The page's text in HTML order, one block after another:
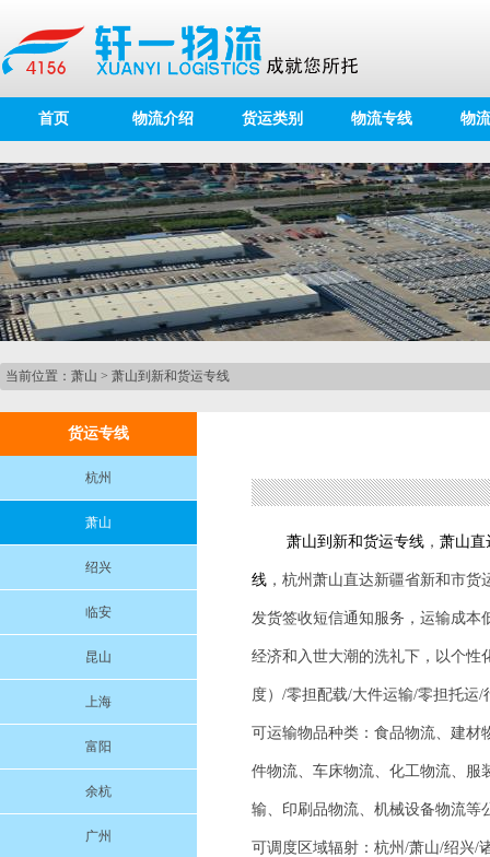
首页 物流介绍 货运类别 物流专线 物
当前位置： 萧山 > 萧山到新和货运专线
货运专线
杭州
萧山
绍兴
临安
昆山
上海
富阳
余杭
广州
萧山到 新和货运专线 ， 萧山直
线 ，杭州萧山直达新疆省新和市货
发货签收短信通知服务，运输成本
经济和入世大潮的洗礼下，以个性
度）/零担配载/大件运输/零担托运
可运输物品种类：食品物流、建材
件物流、车床物流、化工物流、服
输、印刷品物流、机械设备物流等
可调度区域辐射：杭州/萧山/绍兴/